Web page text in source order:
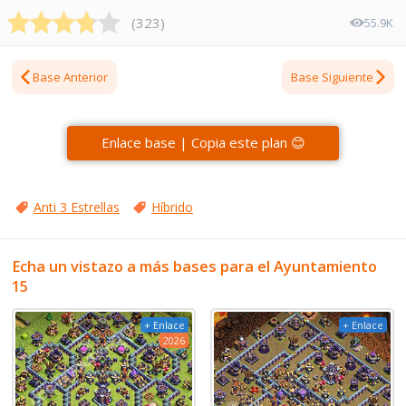
(323) 55.9K
Base Anterior Base Siguiente
Enlace base | Copia este plan 😊
Anti 3 Estrellas Híbrido
Echa un vistazo a más bases para el Ayuntamiento
15
+ Enlace
2026
+ Enlace